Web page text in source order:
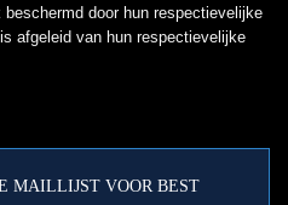
door hun respectievelijke
afgeleid van hun respectievelijke
MAILLIJST VOOR BEST